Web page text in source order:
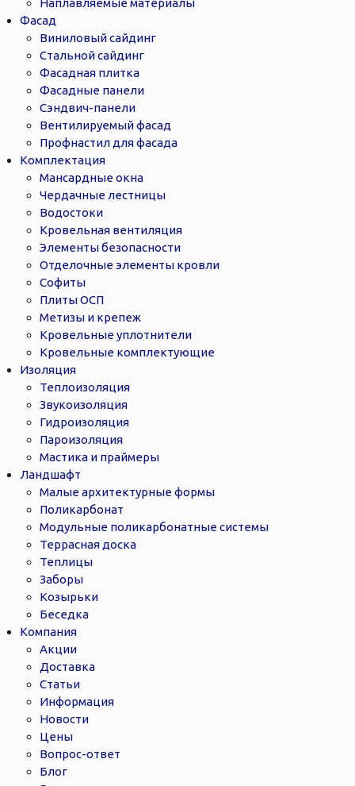
Наплавляемые материалы
Фасад
Виниловый сайдинг
Стальной сайдинг
Фасадная плитка
Фасадные панели
Сэндвич-панели
Вентилируемый фасад
Профнастил для фасада
Комплектация
Мансардные окна
Чердачные лестницы
Водостоки
Кровельная вентиляция
Элементы безопасности
Отделочные элементы кровли
Софиты
Плиты ОСП
Метизы и крепеж
Кровельные уплотнители
Кровельные комплектующие
Изоляция
Теплоизоляция
Звукоизоляция
Гидроизоляция
Пароизоляция
Мастика и праймеры
Ландшафт
Малые архитектурные формы
Поликарбонат
Модульные поликарбонатные системы
Террасная доска
Теплицы
Заборы
Козырьки
Беседка
Компания
Акции
Доставка
Статьи
Информация
Новости
Цены
Вопрос-ответ
Блог